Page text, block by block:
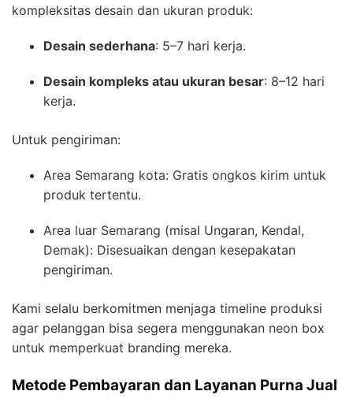
kompleksitas desain dan ukuran produk:
Desain sederhana: 5–7 hari kerja.
Desain kompleks atau ukuran besar: 8–12 hari
kerja.
Untuk pengiriman:
Area Semarang kota: Gratis ongkos kirim untuk
produk tertentu.
Area luar Semarang (misal Ungaran, Kendal,
Demak): Disesuaikan dengan kesepakatan
pengiriman.
Kami selalu berkomitmen menjaga timeline produksi
agar pelanggan bisa segera menggunakan neon box
untuk memperkuat branding mereka.
Metode Pembayaran dan Layanan Purna Jual